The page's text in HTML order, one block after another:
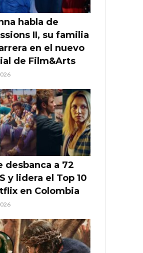
habla de
II, su familia
en el nuevo
de Film&Arts
desbanca a 72
y lidera el Top 10
en Colombia